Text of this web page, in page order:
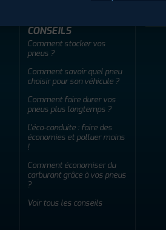
CONSEILS
Comment stocker vos
pneus ?
Comment savoir quel pneu
choisir pour son véhicule ?
Comment faire durer vos
pneus plus longtemps ?
L'éco-conduite : faire des
économies et polluer moins
!
Comment économiser du
carburant grâce à vos pneus
?
Voir tous les conseils